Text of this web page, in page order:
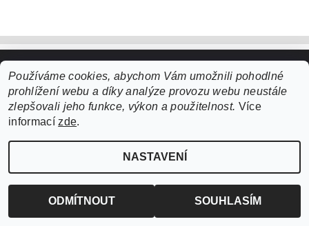
2026 ©ZooLife.cz, všechna práva vyhrazenaUpravit nastavení cookies
Vytvořil Shoptet
Používáme cookies, abychom Vám umožnili pohodlné
prohlížení webu a díky analýze provozu webu neustále
zlepšovali jeho funkce, výkon a použitelnost. Více
informacízde.
NASTAVENÍ
ODMÍTNOUT SOUHLASÍM